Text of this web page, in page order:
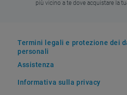
più vicino a te dove acquistare la
Termini legali e protezione dei
personali
Assistenza
Informativa sulla privacy